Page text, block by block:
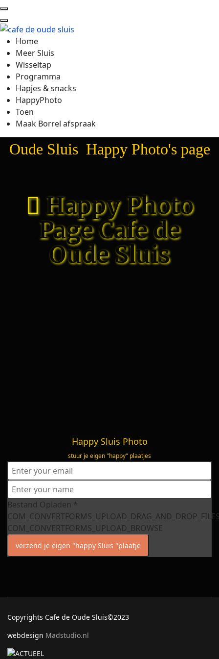
Home
Meer Sluis
Wisseltap
Programma
Hapjes & snacks
HappyPhoto
Toen
Maak Borrel afspraak
Oude Sluis Happy Photo's page
Happy Photo
Page Cafe de
Oude Sluis
Happy Sluis Photo
stuur je eigen "happy" plaatjes
Bestand Opladen *
COM_CONVERTFORMS_UPLOAD_BROWSE
verzend je eigen "happy Sluis "plaatje
Copyrights Cafe de Oude Sluis©2023
webdesign Madstudio.nl